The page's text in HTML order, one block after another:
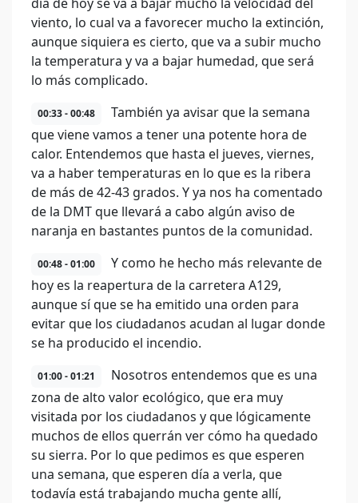
viento, lo cual va a favorecer mucho la extinción,
aunque siquiera es cierto, que va a subir mucho
la temperatura y va a bajar humedad, que será
lo más complicado.
00:33 - 00:48
También ya avisar que la semana
que viene vamos a tener una potente hora de
calor. Entendemos que hasta el jueves, viernes,
va a haber temperaturas en lo que es la ribera
de más de 42-43 grados. Y ya nos ha comentado
de la DMT que llevará a cabo algún aviso de
naranja en bastantes puntos de la comunidad.
00:48 - 01:00
Y como he hecho más relevante de
hoy es la reapertura de la carretera A129,
aunque sí que se ha emitido una orden para
evitar que los ciudadanos acudan al lugar donde
se ha producido el incendio.
01:00 - 01:21
Nosotros entendemos que es una
zona de alto valor ecológico, que era muy
visitada por los ciudadanos y que lógicamente
muchos de ellos querrán ver cómo ha quedado
su sierra. Por lo que pedimos es que esperen
una semana, que esperen día a verla, que
todavía está trabajando mucha gente allí,